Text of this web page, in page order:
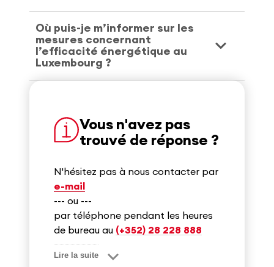
Où puis-je m’informer sur les
mesures concernant
l’efficacité énergétique au
Luxembourg ?
Vous n'avez pas
trouvé de réponse ?
N'hésitez pas à nous contacter par
e-mail
--- ou ---
par téléphone pendant les heures
de bureau au (+352) 28 228 888
Lire la suite